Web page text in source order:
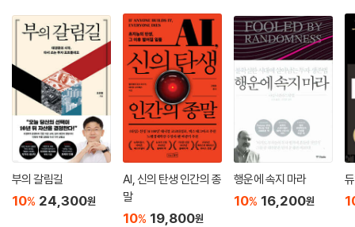
부의 갈림길
10% 24,300원
AI, 신의 탄생 인간의 종
말
10% 19,800원
행운에 속지 마라
10% 16,200원